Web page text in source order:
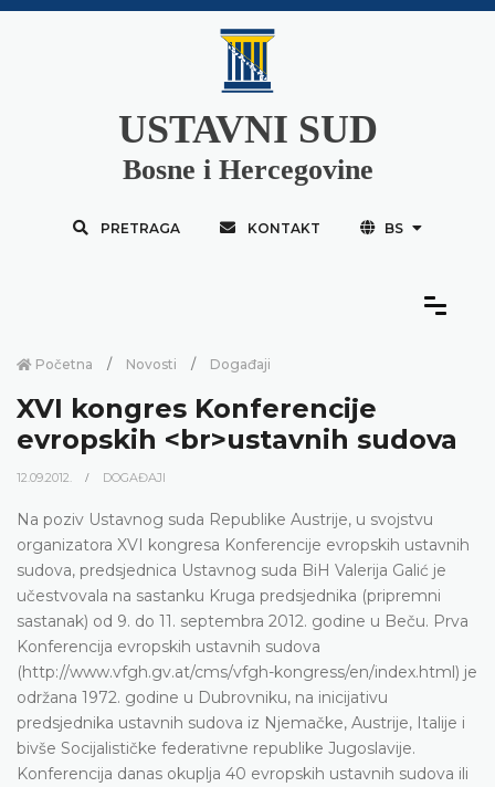
USTAVNI SUD
Bosne i Hercegovine
PRETRAGA KONTAKT BS
Početna Novosti Događaji
XVI kongres Konferencije
evropskih <br>ustavnih sudova
12.09.2012. DOGAĐAJI
Na poziv Ustavnog suda Republike Austrije, u svojstvu
organizatora XVI kongresa Konferencije evropskih ustavnih
sudova, predsjednica Ustavnog suda BiH Valerija Galić je
učestvovala na sastanku Kruga predsjednika (pripremni
sastanak) od 9. do 11. septembra 2012. godine u Beču. Prva
Konferencija evropskih ustavnih sudova
(http://www.vfgh.gv.at/cms/vfgh-kongress/en/index.html) je
održana 1972. godine u Dubrovniku, na inicijativu
predsjednika ustavnih sudova iz Njemačke, Austrije, Italije i
bivše Socijalističke federativne republike Jugoslavije.
Konferencija danas okuplja 40 evropskih ustavnih sudova ili